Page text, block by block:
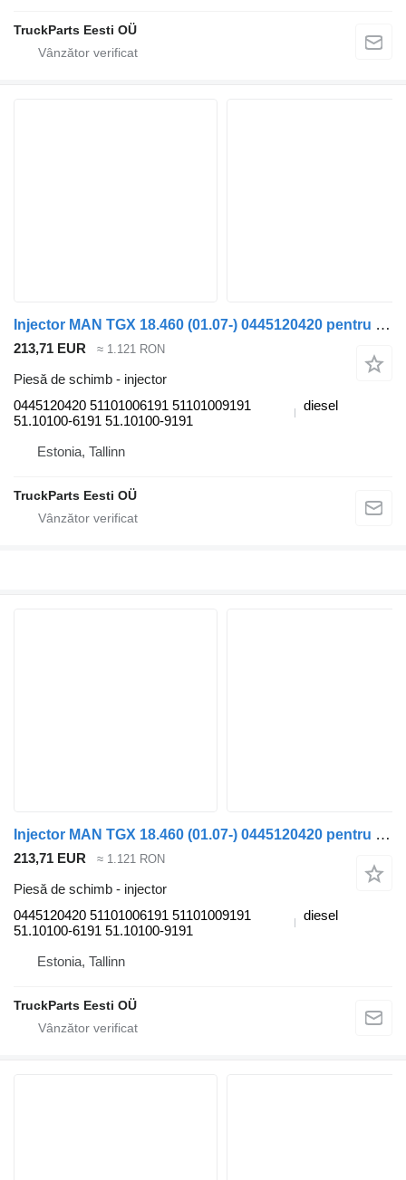
TruckParts Eesti OÜ
Injector MAN TGX 18.460 (01.07-) 0445120420 pentru cap tractor MAN TGL, TGM, TGS, TGX (2005-2021)
213,71 EUR ≈ 1.121 RON
Piesă de schimb - injector
0445120420 51101006191 51101009191
51.10100-6191 51.10100-9191
diesel
Estonia, Tallinn
TruckParts Eesti OÜ
Injector MAN TGX 18.460 (01.07-) 0445120420 pentru cap tractor MAN TGL, TGM, TGS, TGX (2005-2021)
213,71 EUR ≈ 1.121 RON
Piesă de schimb - injector
0445120420 51101006191 51101009191
51.10100-6191 51.10100-9191
diesel
Estonia, Tallinn
TruckParts Eesti OÜ